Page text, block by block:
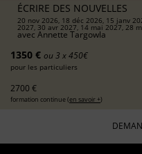
ÉCRIRE DES NOUVELLES
20 nov 2026, 18 déc 2026, 15 janv
2027, 30 avr 2027, 14 mai 2027, 28
avec Annette Targowla
1350 € ou 3 x 450€
pour les particuliers
2700 €
formation continue (en savoir +)